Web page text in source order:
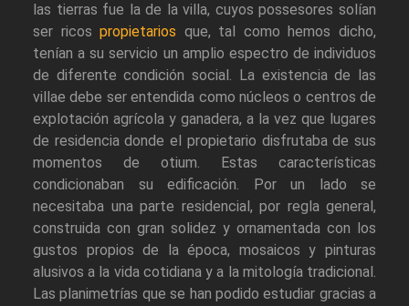
las tierras fue la de la villa, cuyos possesores solían
ser ricospropietarios que, tal como hemos dicho,
tenían a su servicio un amplio espectro de individuos
de diferente condición social. La existencia de las
villae debe ser entendida como núcleos o centros de
explotación agrícola y ganadera, a la vez que lugares
de residencia donde el propietario disfrutaba de sus
momentos de otium. Estas características
condicionaban su edificación. Por un lado se
necesitaba una parte residencial, por regla general,
construida con gran solidez y ornamentada con los
gustos propios de la época, mosaicos y pinturas
alusivos a la vida cotidiana y a la mitología tradicional.
Las planimetrías que se han podido estudiar gracias a